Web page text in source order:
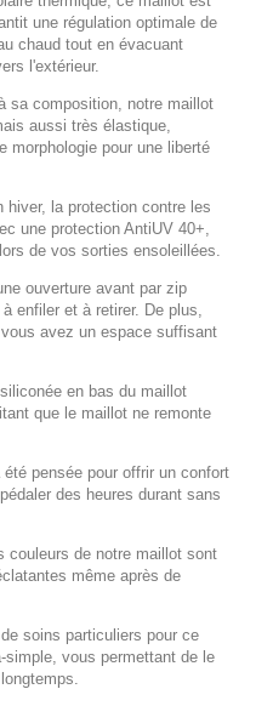
une régulation optimale de
chaud tout en évacuant
l'extérieur.
sa composition, notre maillot
aussi très élastique,
morphologie pour une liberté
hiver, la protection contre les
une protection AntiUV 40+,
de vos sorties ensoleillées.
ouverture avant par zip
enfiler et à retirer. De plus,
avez un espace suffisant
en bas du maillot
que le maillot ne remonte
été pensée pour offrir un confort
des heures durant sans
couleurs de notre maillot sont
même après de
soins particuliers pour ce
vous permettant de le